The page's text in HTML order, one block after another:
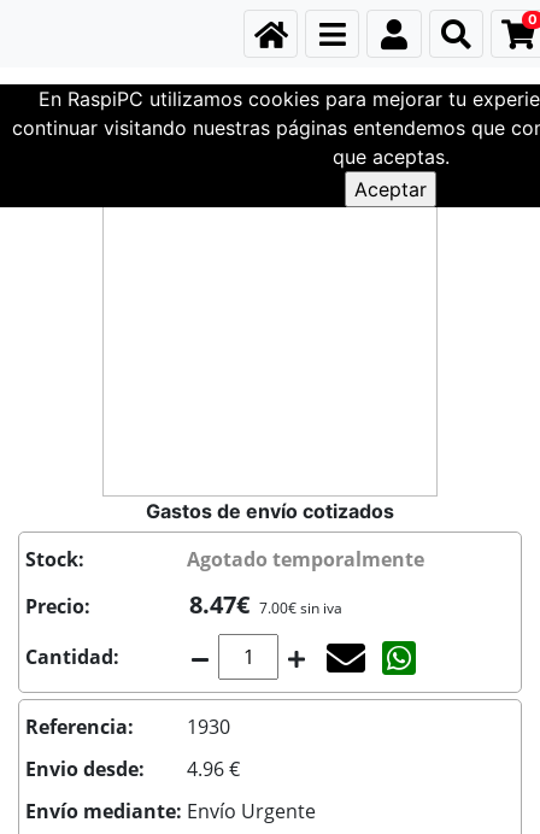
En RaspiPC utilizamos cookies para mejorar tu
continuar visitando nuestras páginas entendemos que
que aceptas.
0
Familia Test
Gastos de envío cotizados
Stock:
Agotado temporalmente
Precio:
8.47€ 7.00€ sin iva
Cantidad: AgotadoCompartir
Referencia:
1930
Envio desde:
4.96 €
Envío mediante: Envío Urgente